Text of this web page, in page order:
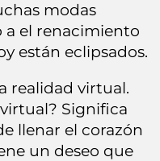
modas
a el renacimiento
están eclipsados.
realidad virtual.
Significa
llenar el corazón
un deseo que